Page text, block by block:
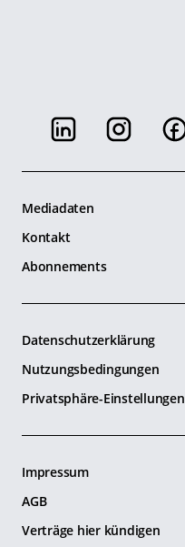
Mediadaten
Kontakt
Abonnements
Datenschutzerklärung
Nutzungsbedingungen
Privatsphäre-Einstellungen
Impressum
AGB
Verträge hier kündigen